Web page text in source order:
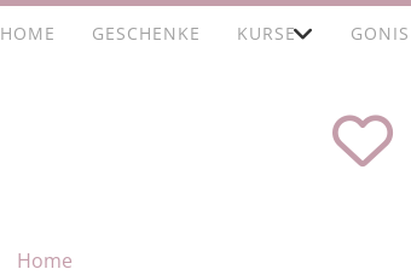
HOME GESCHENKE KURSE GONIS

Home